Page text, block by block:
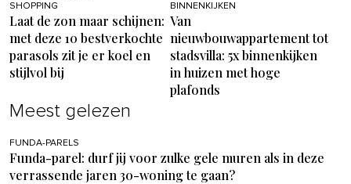
SHOPPING
Laat de zon maar schijnen:
met deze 10 bestverkochte
parasols zit je er koel en
stijlvol bij
BINNENKIJKEN
Van
nieuwbouwappartement tot
stadsvilla: 5x binnenkijken
in huizen met hoge
plafonds
Meest gelezen
FUNDA-PARELS
Funda-parel: durf jij voor zulke gele muren als in deze
verrassende jaren 30-woning te gaan?